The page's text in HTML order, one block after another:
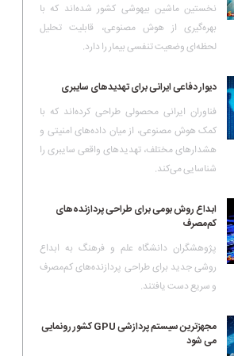
نخستین ماشین بیهوشی کشور شده‌اند که با
بهره‌گیری از هوش مصنوعی، قابلیت تحلیل
لحظه‌ای وضعیت تنفسی بیمار را دارد.
دیوار دفاعی ایرانی برای تهدیدهای سایبری
فناوران ایرانی محصولی طراحی کرده‌اند که با
کمک هوش مصنوعی، از میان داده‌های امنیتی و
هشدارهای مختلف، تهدیدهای واقعی سایبری را
شناسایی می‌کند.
ابداع روش بومی برای طراحی پردازنده‌های
کم‌مصرف
پژوهشگران دانشگاه علم و فرهنگ به ابداع
روشی جدید برای طراحی پردازنده‌های کم‌مصرف
و سریع دست یافتند.
مجهزترین سیستم پردازشی GPU کشور رونمایی
می شود